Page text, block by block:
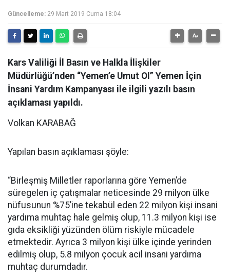
Güncelleme: 29 Mart 2019 Cuma 18:04
Kars Valiliği İl Basın ve Halkla İlişkiler
Müdürlüğü’nden “Yemen’e Umut Ol” Yemen İçin
İnsani Yardım Kampanyası ile ilgili yazılı basın
açıklaması yapıldı.
Volkan KARABAĞ
Yapılan basın açıklaması şöyle:
“Birleşmiş Milletler raporlarına göre Yemen’de
süregelen iç çatışmalar neticesinde 29 milyon ülke
nüfusunun %75’ine tekabül eden 22 milyon kişi insani
yardıma muhtaç hale gelmiş olup, 11.3 milyon kişi ise
gıda eksikliği yüzünden ölüm riskiyle mücadele
etmektedir. Ayrıca 3 milyon kişi ülke içinde yerinden
edilmiş olup, 5.8 milyon çocuk acil insani yardıma
muhtaç durumdadır.